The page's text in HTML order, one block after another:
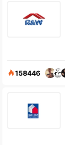
158446